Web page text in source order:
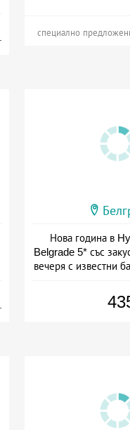
специално
Нова година в
Belgrade 5* със
вечеря с известни